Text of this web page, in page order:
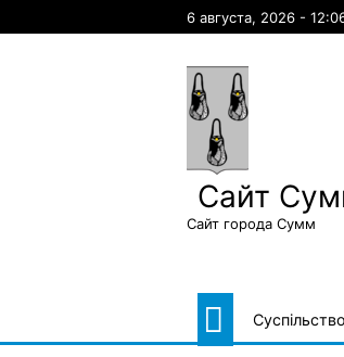
6 августа, 2026 -
Сайт
Сайт города Сумм
Суспільство